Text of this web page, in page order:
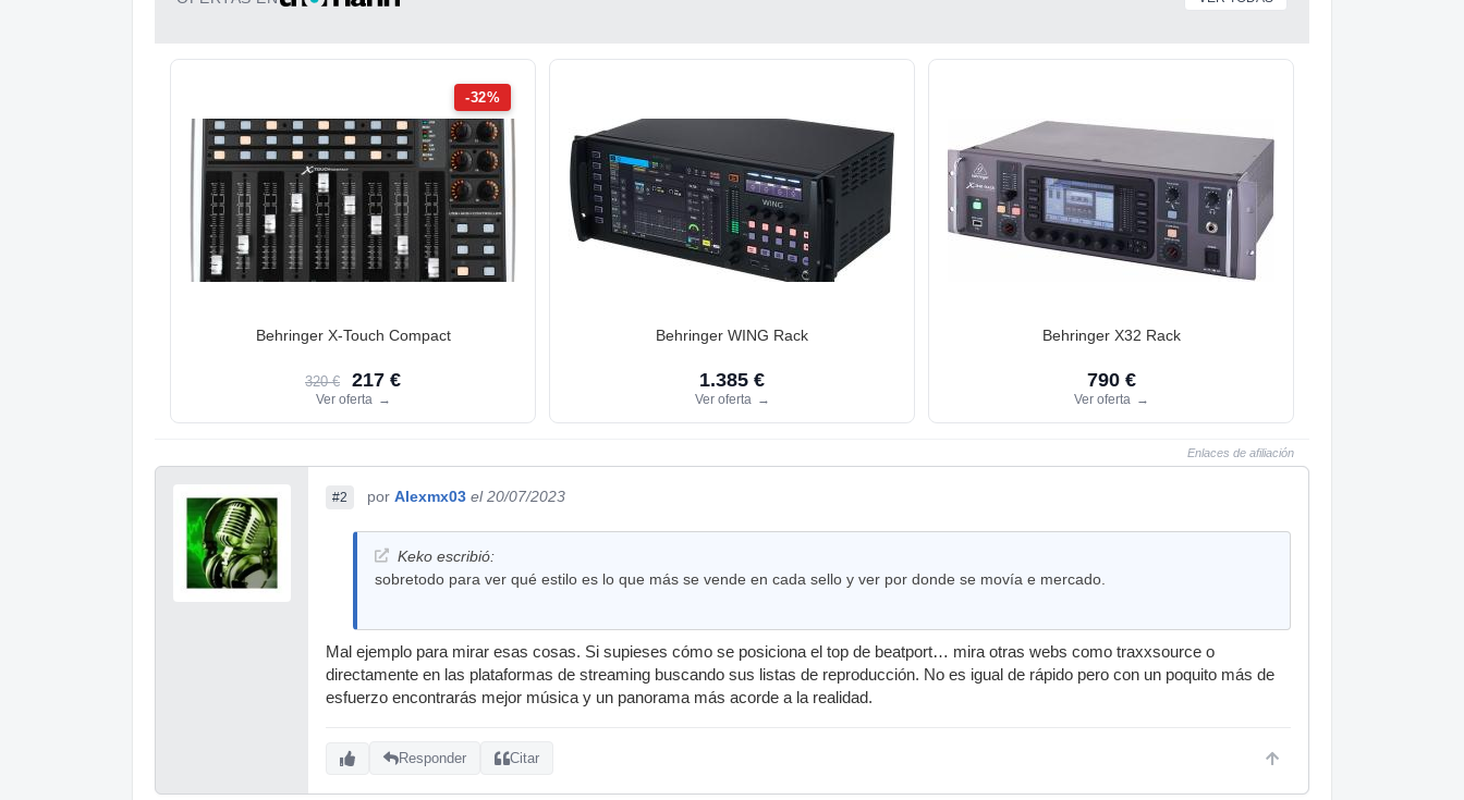
-32%
Behringer X-Touch Compact
320 € 217 €
Ver oferta →
Behringer WING Rack
1.385 €
Ver oferta →
Behringer X32 Rack
790 €
Ver oferta →
Enlaces de afiliación
#2 por Alexmx03 el 20/07/2023
Keko escribió:
sobretodo para ver qué estilo es lo que más se vende en cada sello y ver por donde se movía e mercado.
Mal ejemplo para mirar esas cosas. Si supieses cómo se posiciona el top de beatport… mira otras webs como traxxsource o
directamente en las plataformas de streaming buscando sus listas de reproducción. No es igual de rápido pero con un poquito más de
esfuerzo encontrarás mejor música y un panorama más acorde a la realidad.
Responder Citar